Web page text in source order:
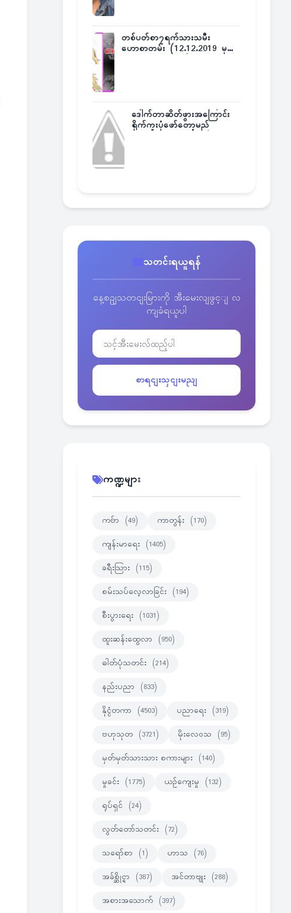
တစ်ပတ်စာ၇ရက်သားသမီး
ဟောစာတမ်း (12.12.2019 မှ
ဒေါက်တာဆိတ်ဖွားအကြောင်း
ရိုက်ကူးပုံဖော်တော့မည်
သတင်းရယူရန်
နေ့စဥျသတငျးမြားကို အီးမေးလျဖွင့ျ လ
ကျခံရယူပါ
စာရငျးသှငျးမညျ
ကဏ္ဍများ
ကဗ်ာ (49) ကာတွန်း (170)
ကျန်းမာရေး (1405)
ခရီးသြား (115)
စမ်းသပ်လေ့လာခြင်း (194)
စီးပွားရေး (1031)
ထူးဆန်းထွေလာ (950)
ဓါတ်ပုံသတင်း (214)
နည်းပညာ (833)
နိုင္ငံတကာ (4503) ပညာရေး (319)
ဗဟုသုတ (3721) မိုးလေဝသ (95)
မှတ်မှတ်သားသား စကားများ (140)
မှုခင်း (1775) ယဉ်ကျေးမှု (132)
ရုပ်ရှင် (24)
လွတ်တော်သတင်း (72)
သရော်စာ (1) ဟာသ (76)
အခ်စ္ဆိုင္ရာ (387) အင်တာဗျုး (288)
အစားအသောက် (397)